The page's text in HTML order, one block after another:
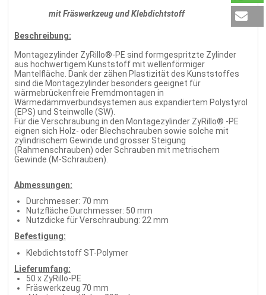
mit Fräswerkzeug und Klebdichtstoff
Beschreibung:
Montagezylinder ZyRillo®-PE sind formgespritzte Zylinder
aus hochwertigem Kunststoff mit wellenförmiger
Mantelfläche. Dank der zähen Plastizität des Kunststoffes
sind die Montagezylinder besonders geeignet für
wärmebrückenfreie Fremdmontagen in
Wärmedämmverbundsystemen aus expandiertem Polystyrol
(EPS) und Steinwolle (SW).
Für die Verschraubung in den Montagezylinder ZyRillo® -PE
eignen sich Holz- oder Blechschrauben sowie solche mit
zylindrischem Gewinde und grosser Steigung
(Rahmenschrauben) oder Schrauben mit metrischem
Gewinde (M-Schrauben).
Abmessungen:
Durchmesser: 70 mm
Nutzfläche Durchmesser: 50 mm
Nutzdicke für Verschraubung: 22 mm
Befestigung:
Klebdichtstoff ST-Polymer
Lieferumfang:
50 x ZyRillo-PE
Fräswerkzeug 70 mm